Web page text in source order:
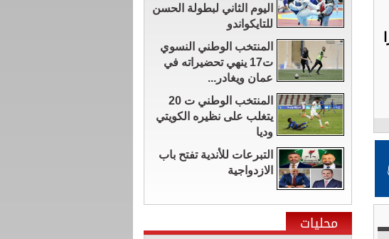
اليوم الثاني لبطولة الحسن
للتايكواندو
المنتخب الوطني النسوي
ت17 ينهي تحضيراته في
عمان ويغادر...
المنتخب الوطني ت 20
يتغلب على نظيره الكويتي
وديا
التبرعات للأندية تفتح باب
الازدواجية
محليات